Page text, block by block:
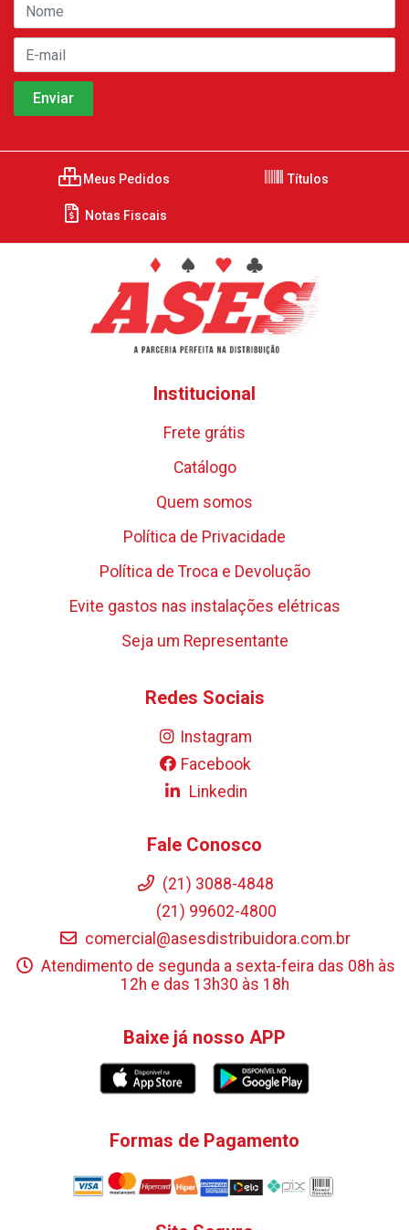
Meus Pedidos Títulos
Notas Fiscais
Institucional
Frete grátis
Catálogo
Quem somos
Política de Privacidade
Política de Troca e Devolução
Evite gastos nas instalações elétricas
Seja um Representante
Redes Sociais
Instagram
Facebook
Linkedin
Fale Conosco
(21) 3088-4848
(21) 99602-4800
comercial@asesdistribuidora.com.br
Atendimento de segunda a sexta-feira das 08h às
12h e das 13h30 às 18h
Baixe já nosso APP
Formas de Pagamento